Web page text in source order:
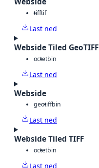
tifftif
Last ned
Webside Tiled GeoTIFF
octetbin
Last ned
Webside
geotiffbin
Last ned
Webside Tiled TIFF
octetbin
Last ned